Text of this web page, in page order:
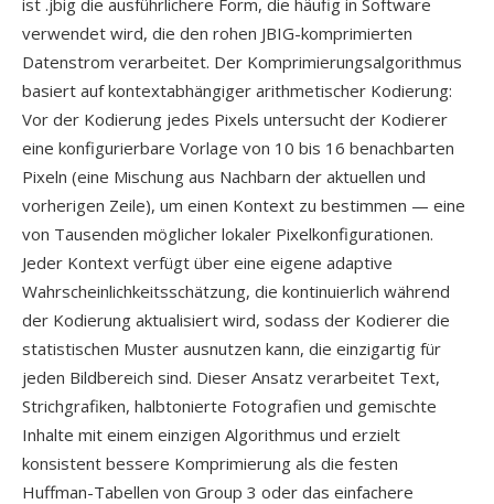
ist .jbig die ausführlichere Form, die häufig in Software
verwendet wird, die den rohen JBIG-komprimierten
Datenstrom verarbeitet. Der Komprimierungsalgorithmus
basiert auf kontextabhängiger arithmetischer Kodierung:
Vor der Kodierung jedes Pixels untersucht der Kodierer
eine konfigurierbare Vorlage von 10 bis 16 benachbarten
Pixeln (eine Mischung aus Nachbarn der aktuellen und
vorherigen Zeile), um einen Kontext zu bestimmen — eine
von Tausenden möglicher lokaler Pixelkonfigurationen.
Jeder Kontext verfügt über eine eigene adaptive
Wahrscheinlichkeitsschätzung, die kontinuierlich während
der Kodierung aktualisiert wird, sodass der Kodierer die
statistischen Muster ausnutzen kann, die einzigartig für
jeden Bildbereich sind. Dieser Ansatz verarbeitet Text,
Strichgrafiken, halbtonierte Fotografien und gemischte
Inhalte mit einem einzigen Algorithmus und erzielt
konsistent bessere Komprimierung als die festen
Huffman-Tabellen von Group 3 oder das einfachere